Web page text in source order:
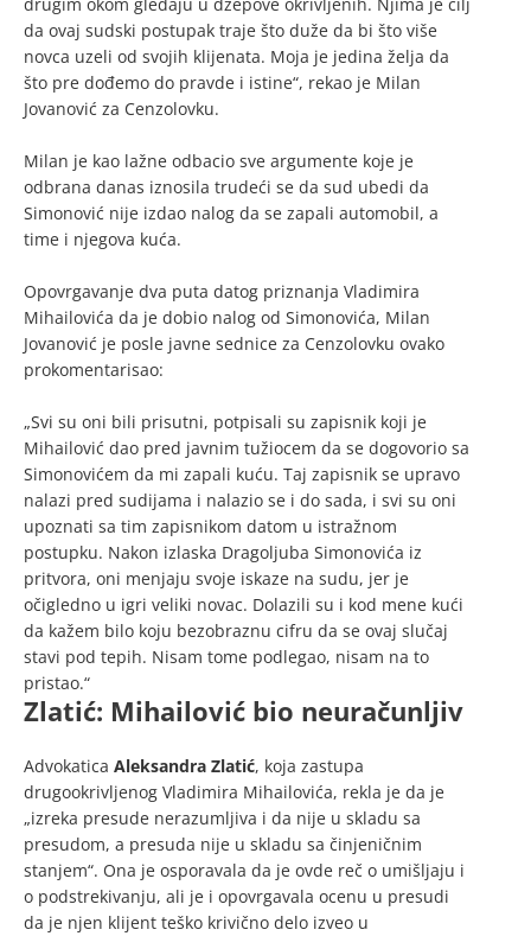
da ovaj sudski postupak traje što duže da bi što više
novca uzeli od svojih klijenata. Moja je jedina želja da
što pre dođemo do pravde i istine“, rekao je Milan
Jovanović za Cenzolovku.
Milan je kao lažne odbacio sve argumente koje je
odbrana danas iznosila trudeći se da sud ubedi da
Simonović nije izdao nalog da se zapali automobil, a
time i njegova kuća.
Opovrgavanje dva puta datog priznanja Vladimira
Mihailovića da je dobio nalog od Simonovića, Milan
Jovanović je posle javne sednice za Cenzolovku ovako
prokomentarisao:
„Svi su oni bili prisutni, potpisali su zapisnik koji je
Mihailović dao pred javnim tužiocem da se dogovorio sa
Simonovićem da mi zapali kuću. Taj zapisnik se upravo
nalazi pred sudijama i nalazio se i do sada, i svi su oni
upoznati sa tim zapisnikom datom u istražnom
postupku. Nakon izlaska Dragoljuba Simonovića iz
pritvora, oni menjaju svoje iskaze na sudu, jer je
očigledno u igri veliki novac. Dolazili su i kod mene kući
da kažem bilo koju bezobraznu cifru da se ovaj slučaj
stavi pod tepih. Nisam tome podlegao, nisam na to
pristao.“
Zlatić: Mihailović bio neuračunljiv
Advokatica Aleksandra Zlatić, koja zastupa
drugookrivljenog Vladimira Mihailovića, rekla je da je
„izreka presude nerazumljiva i da nije u skladu sa
presudom, a presuda nije u skladu sa činjeničnim
stanjem“. Ona je osporavala da je ovde reč o umišljaju i
o podstrekivanju, ali je i opovrgavala ocenu u presudi
da je njen klijent teško krivično delo izveo u